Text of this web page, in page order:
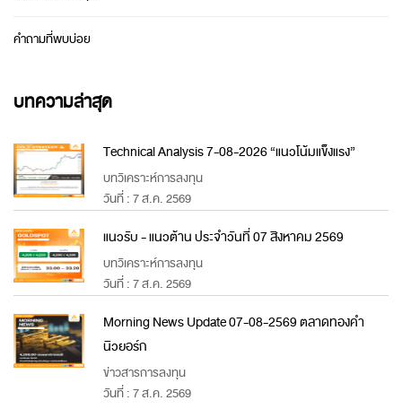
คำถามที่พบบ่อย
บทความล่าสุด
Technical Analysis 7-08-2026 “แนวโน้มแข็งแรง”
บทวิเคราะห์การลงทุน
วันที่ : 7 ส.ค. 2569
แนวรับ - แนวต้าน ประจำวันที่ 07 สิงหาคม 2569
บทวิเคราะห์การลงทุน
วันที่ : 7 ส.ค. 2569
Morning News Update 07-08-2569 ตลาดทองคำ
นิวยอร์ก
ข่าวสารการลงทุน
วันที่ : 7 ส.ค. 2569